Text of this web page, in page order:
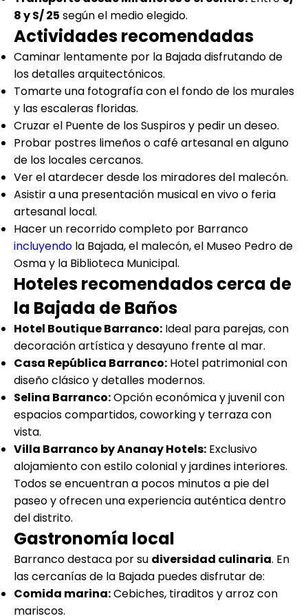
8 y S/ 25 según el medio elegido.
Actividades recomendadas
Caminar lentamente por la Bajada disfrutando de
los detalles arquitectónicos.
Tomarte una fotografía con el fondo de los murales
y las escaleras floridas.
Cruzar el Puente de los Suspiros y pedir un deseo.
Probar postres limeños o café artesanal en alguno
de los locales cercanos.
Ver el atardecer desde los miradores del malecón.
Asistir a una presentación musical en vivo o feria
artesanal local.
Hacer un recorrido completo por Barranco
incluyendo la Bajada, el malecón, el Museo Pedro de
Osma y la Biblioteca Municipal.
Hoteles recomendados cerca de
la Bajada de Baños
Hotel Boutique Barranco: Ideal para parejas, con
decoración artística y desayuno frente al mar.
Casa República Barranco: Hotel patrimonial con
diseño clásico y detalles modernos.
Selina Barranco:Opción económica y juvenil con
espacios compartidos, coworking y terraza con
vista.
Villa Barranco by Ananay Hotels: Exclusivo
alojamiento con estilo colonial y jardines interiores.
Todos se encuentran a pocos minutos a pie del
paseo y ofrecen una experiencia auténtica dentro
del distrito.
Gastronomía local
Barranco destaca por su diversidad culinaria. En
las cercanías de la Bajada puedes disfrutar de:
Comida marina:Cebiches, tiraditos y arroz con
mariscos.